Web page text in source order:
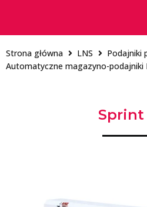
Strona główna LNS
Podajniki
Automatyczne magazyno-podajniki
Sprint